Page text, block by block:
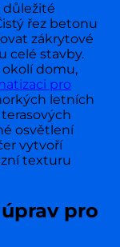
důležité
řez betonu
zákrytové
celé stavby.
domu,
pro
letních
osvětlení
vytvoří
texturu
pro